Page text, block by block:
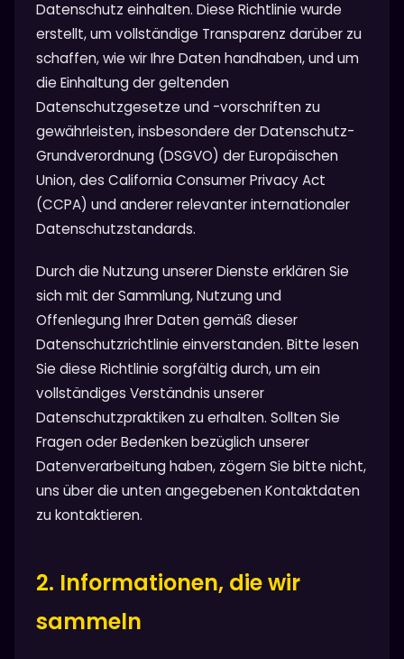
Datenschutz einhalten. Diese Richtlinie wurde
erstellt, um vollständige Transparenz darüber zu
schaffen, wie wir Ihre Daten handhaben, und um
die Einhaltung der geltenden
Datenschutzgesetze und -vorschriften zu
gewährleisten, insbesondere der Datenschutz-
Grundverordnung (DSGVO) der Europäischen
Union, des California Consumer Privacy Act
(CCPA) und anderer relevanter internationaler
Datenschutzstandards.
Durch die Nutzung unserer Dienste erklären Sie
sich mit der Sammlung, Nutzung und
Offenlegung Ihrer Daten gemäß dieser
Datenschutzrichtlinie einverstanden. Bitte lesen
Sie diese Richtlinie sorgfältig durch, um ein
vollständiges Verständnis unserer
Datenschutzpraktiken zu erhalten. Sollten Sie
Fragen oder Bedenken bezüglich unserer
Datenverarbeitung haben, zögern Sie bitte nicht,
uns über die unten angegebenen Kontaktdaten
zu kontaktieren.
2. Informationen, die wir
sammeln